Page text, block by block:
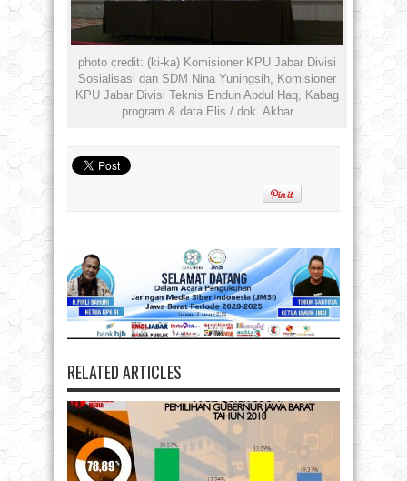
photo credit: (ki-ka) Komisioner KPU Jabar Divisi
Sosialisasi dan SDM Nina Yuningsih, Komisioner
KPU Jabar Divisi Teknis Endun Abdul Haq, Kabag
program & data Elis / dok. Akbar
RELATED ARTICLES